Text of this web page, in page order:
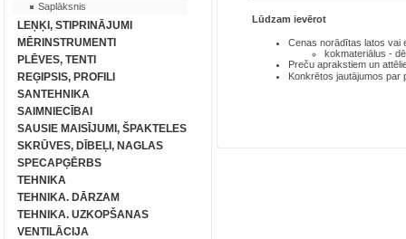
Saplāksnis
LEŅĶI, STIPRINĀJUMI
MĒRINSTRUMENTI
PLĒVES, TENTI
REĢIPSIS, PROFILI
SANTEHNIKA
SAIMNIECĪBAI
SAUSIE MAISĪJUMI, ŠPAKTELES
SKRŪVES, DĪBEĻI, NAGLAS
SPECAPĢĒRBS
TEHNIKA
TEHNIKA. DĀRZAM
TEHNIKA. UZKOPŠANAS
VENTILĀCIJA
Lūdzam ievērot
Cenas norādītas latos vai
kokmateriālus -
Preču aprakstiem un
Konkrētos jautājumos